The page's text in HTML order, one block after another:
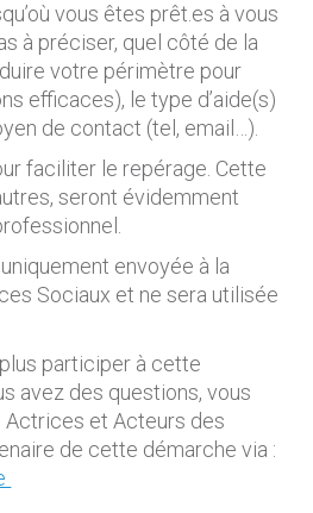
vous êtes prêt.es à vous
à préciser, quel côté de la
votre périmètre pour
efficaces), le type d’aide(s)
de contact (tel, email…).
faciliter le repérage. Cette
seront évidemment
envoyée à la
Sociaux et ne sera utilisée
participer à cette
avez des questions, vous
et Acteurs des
de cette démarche via :